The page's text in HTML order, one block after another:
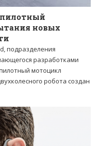
новых
подразделения
разработками
мотоцикл
робота создан